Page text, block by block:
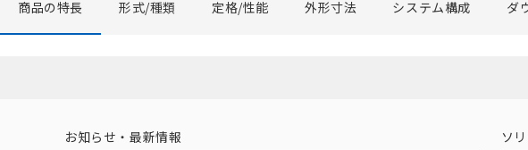
商品の特長 形式/種類 定格/性能 外形寸法 システム構成 ダ
お知らせ・最新情報 ソ